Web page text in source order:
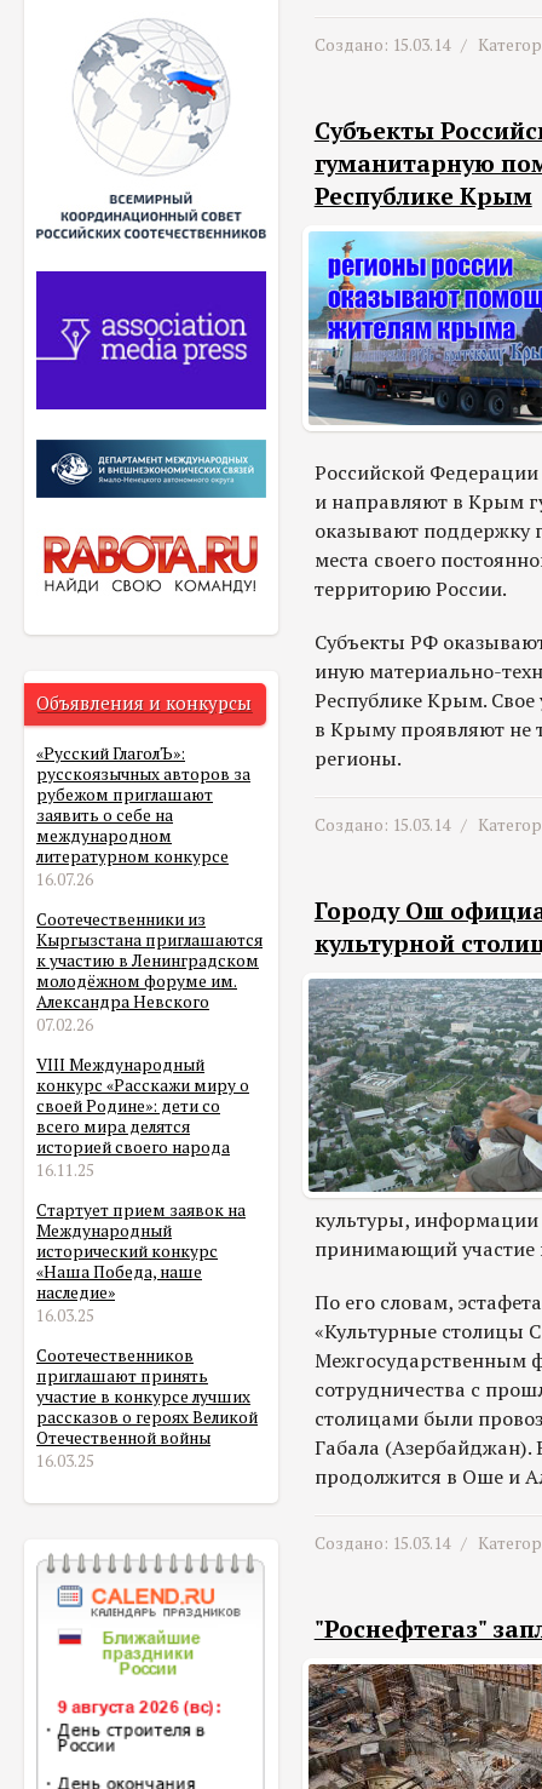
Объявления и конкурсы
«Русский ГлаголЪ»:
русскоязычных авторов за
рубежом приглашают
заявить о себе на
международном
литературном конкурсе
16.07.26
Соотечественники из
Кыргызстана приглашаются
к участию в Ленинградском
молодёжном форуме им.
Александра Невского
07.02.26
VIII Международный
конкурс «Расскажи миру о
своей Родине»: дети со
всего мира делятся
историей своего народа
16.11.25
Стартует прием заявок на
Международный
исторический конкурс
«Наша Победа, наше
наследие»
16.03.25
Соотечественников
приглашают принять
участие в конкурсе лучших
рассказов о героях Великой
Отечественной войны
16.03.25
Создано: 15.03.14 /
Субъекты
гуманитарную
Республике Крым
Российской
и направляют в Крым
оказывают
места своего
территорию России.
Субъекты РФ
иную материально-
Республике Крым. Свое
в Крыму проявляют не
регионы.
Создано: 15.03.14 /
Городу Ош
культурной
культуры, информации
принимающий участие
По его словам,
«Культурные столицы
Межгосударственным
сотрудничества с
столицами были
Габала (Азербайджан).
продолжится в Оше и
Создано: 15.03.14 /
"Роснефтегаз"